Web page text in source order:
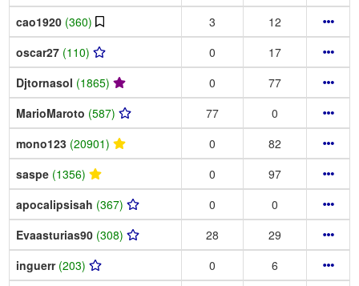
cao1920 (360) 3
12
oscar27 (110) 0
17
Djtornasol (1865) 0
77
MarioMaroto (587) 77
0
mono123 (20901) 0
82
saspe (1356) 0
97
apocalipsisah (367) 0
0
Evaasturias90 (308) 28
29
inguerr (203) 0
6